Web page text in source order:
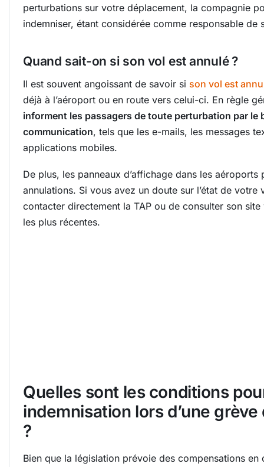
perturbations sur votre déplacement, la compagnie
indemniser, étant considérée comme responsable de
Quand sait-on si son vol est annulé ?
Il est souvent angoissant de savoir si son vol est
déjà à l’aéroport ou en route vers celui-ci. En règle
informent les passagers de toute perturbation par le
communication, tels que les e-mails, les messages
applications mobiles.
De plus, les panneaux d’affichage dans les
annulations. Si vous avez un doute sur l’état de
contacter directement la TAP ou de consulter son
les plus récentes.
Quelles sont les conditions
indemnisation lors d’une
?
Bien que la législation prévoie des compensations